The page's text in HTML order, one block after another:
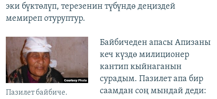
эки бүктөлүп, терезенин түбүндө деңиздей
мемиреп отуруптур.
Пазилет байбиче.
Байбичеден апасы Апизаны
кеч күздө милиционер
кантип кыйнаганын
сурадым. Пазилет апа бир
саамдан соң мындай деди: